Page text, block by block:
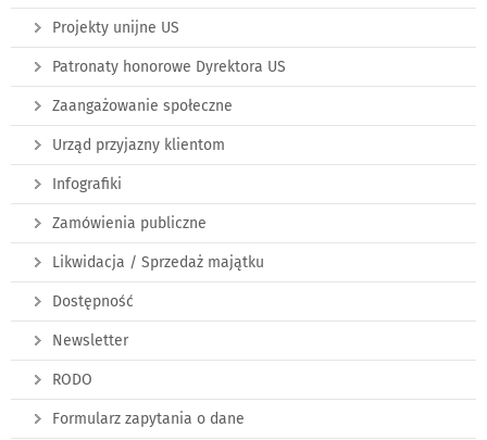
Projekty unijne US
Patronaty honorowe Dyrektora US
Zaangażowanie społeczne
Urząd przyjazny klientom
Infografiki
Zamówienia publiczne
Likwidacja / Sprzedaż majątku
Dostępność
Newsletter
RODO
Formularz zapytania o dane